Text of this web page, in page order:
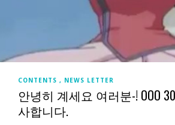
CONTENTS NEWS LETTER
안녕히 계세요 여러분-! OOO
사합니다.